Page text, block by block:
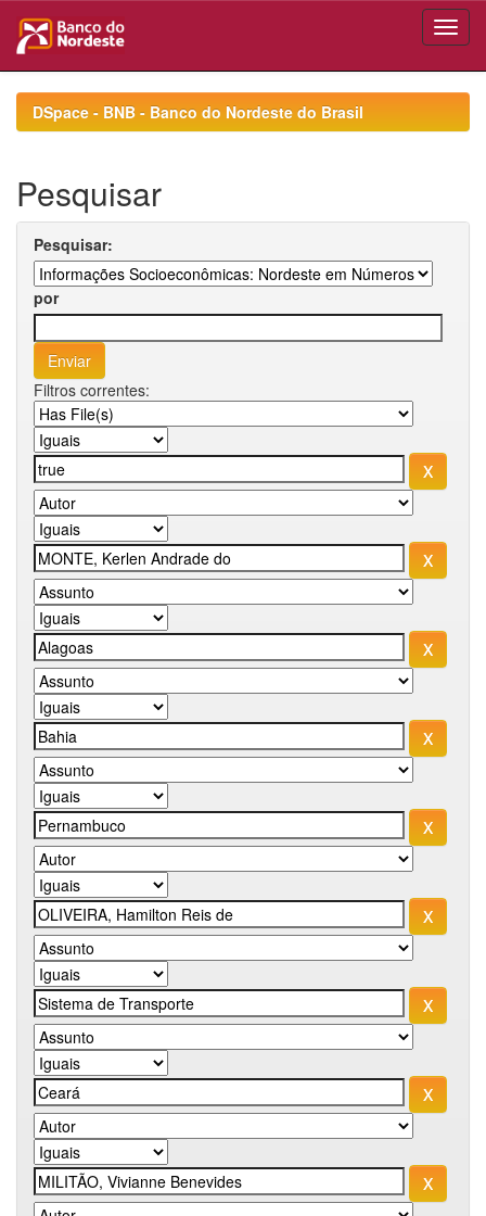
navigationDSpace - BNB - Banco do Nordeste do Brasil
Pesquisar
Pesquisar:
por
Filtros correntes: